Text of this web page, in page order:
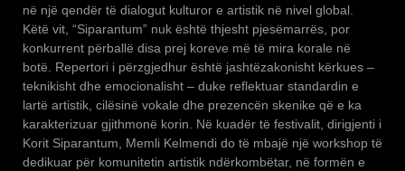
në një qendër të dialogut kulturor e artistik në nivel global.
Këtë vit, “Siparantum” nuk është thjesht pjesëmarrës, por
konkurrent përballë disa prej koreve më të mira korale në
botë. Repertori i përzgjedhur është jashtëzakonisht kërkues –
teknikisht dhe emocionalisht – duke reflektuar standardin e
lartë artistik, cilësinë vokale dhe prezencën skenike që e ka
karakterizuar gjithmonë korin. Në kuadër të festivalit, dirigjenti i
Korit Siparantum, Memli Kelmendi do të mbajë një workshop të
dedikuar për komunitetin artistik ndërkombëtar, në formën e